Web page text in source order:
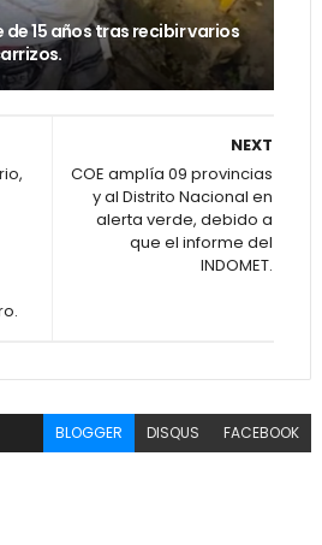
15 años tras recibir varios
NEXT
COE amplía 09 provincias
y al Distrito Nacional en
alerta verde, debido a
que el informe del
INDOMET.
BLOGGER DISQUS FACEBOOK